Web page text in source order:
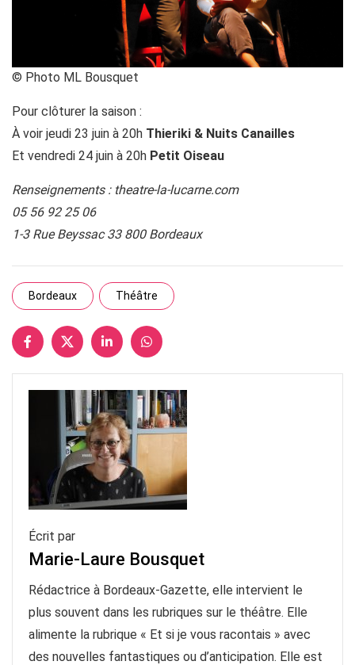
© Photo ML Bousquet
Pour clôturer la saison :
À voir jeudi 23 juin à 20h Thieriki & Nuits Canailles
Et vendredi 24 juin à 20h Petit Oiseau
Renseignements : theatre-la-lucarne.com
05 56 92 25 06
1-3 Rue Beyssac 33 800 Bordeaux
Bordeaux Théâtre
Écrit par
Marie-Laure Bousquet
Rédactrice à Bordeaux-Gazette, elle intervient le
plus souvent dans les rubriques sur le théâtre. Elle
alimente la rubrique « Et si je vous racontais » avec
des nouvelles fantastiques ou d’anticipation. Elle est